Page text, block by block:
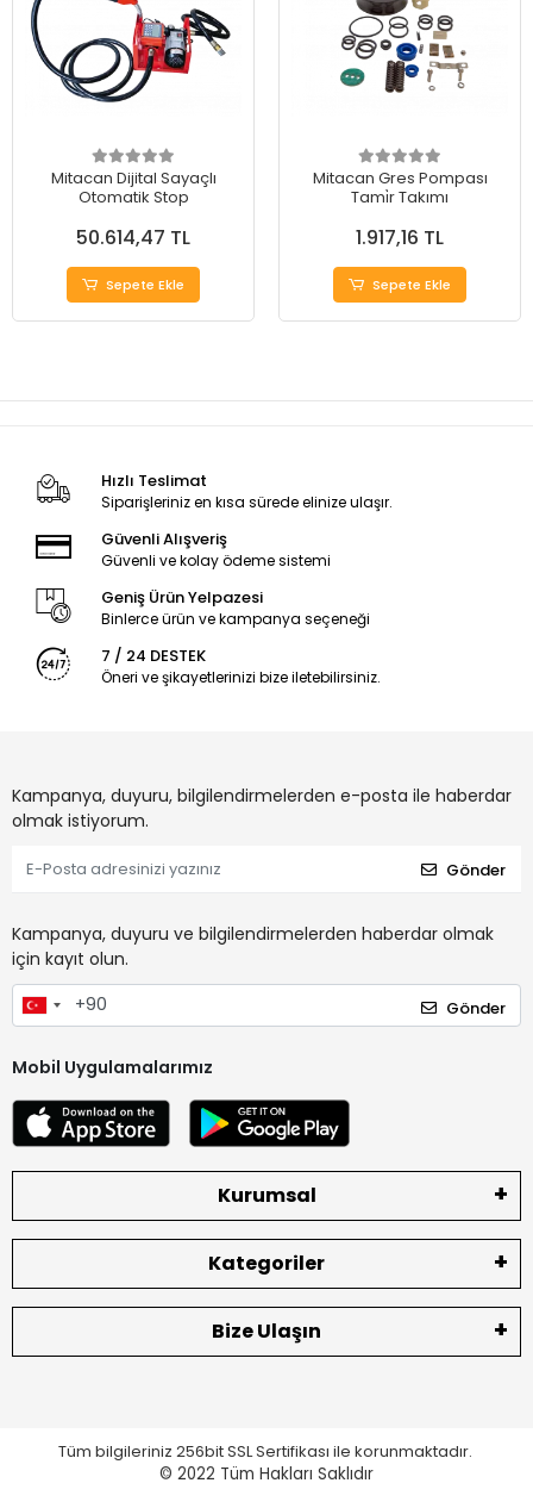
Mitacan Dijital Sayaçlı
Otomatik Stop
50.614,47 TL
Sepete Ekle
Mitacan Gres Pompası
Tami̇r Takımı
1.917,16 TL
Sepete Ekle
Hızlı Teslimat
Siparişleriniz en kısa sürede elinize ulaşır.
Güvenli Alışveriş
Güvenli ve kolay ödeme sistemi
Geniş Ürün Yelpazesi
Binlerce ürün ve kampanya seçeneği
7 / 24 DESTEK
Öneri ve şikayetlerinizi bize iletebilirsiniz.
Kampanya, duyuru, bilgilendirmelerden e-posta ile haberdar
olmak istiyorum.
Gönder
Kampanya, duyuru ve bilgilendirmelerden haberdar olmak
için kayıt olun.
Gönder
Mobil Uygulamalarımız
Kurumsal
Kategoriler
Bize Ulaşın
Tüm bilgileriniz 256bit SSL Sertifikası ile korunmaktadır.
© 2022 Tüm Hakları Saklıdır